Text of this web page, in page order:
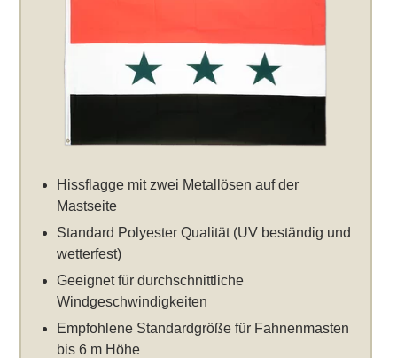
Hissflagge mit zwei Metallösen auf der
Mastseite
Standard Polyester Qualität (UV beständig und
wetterfest)
Geeignet für durchschnittliche
Windgeschwindigkeiten
Empfohlene Standardgröße für Fahnenmasten
bis 6 m Höhe